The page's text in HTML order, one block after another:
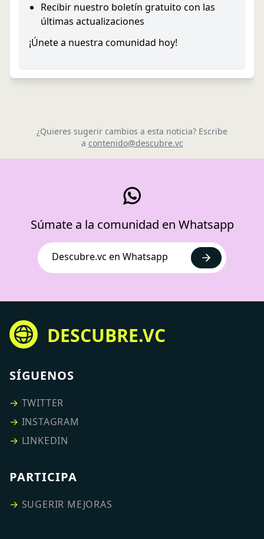
Recibir nuestro boletín gratuito con las
últimas actualizaciones
¡Únete a nuestra comunidad hoy!
¿Quieres sugerir cambios a esta noticia? Escribe
a contenido@descubre.vc
Súmate a la comunidad en Whatsapp
Descubre.vc en Whatsapp
DESCUBRE.VC
SÍGUENOS
→ TWITTER
→ INSTAGRAM
→ LINKEDIN
PARTICIPA
→ SUGERIR MEJORAS